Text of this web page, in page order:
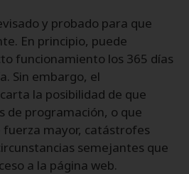
y probado para que
En principio, puede
funcionamiento los 365 días
Sin embargo, el
la posibilidad de que
de programación, o que
fuerza mayor, catástrofes
semejantes que
a la página web.